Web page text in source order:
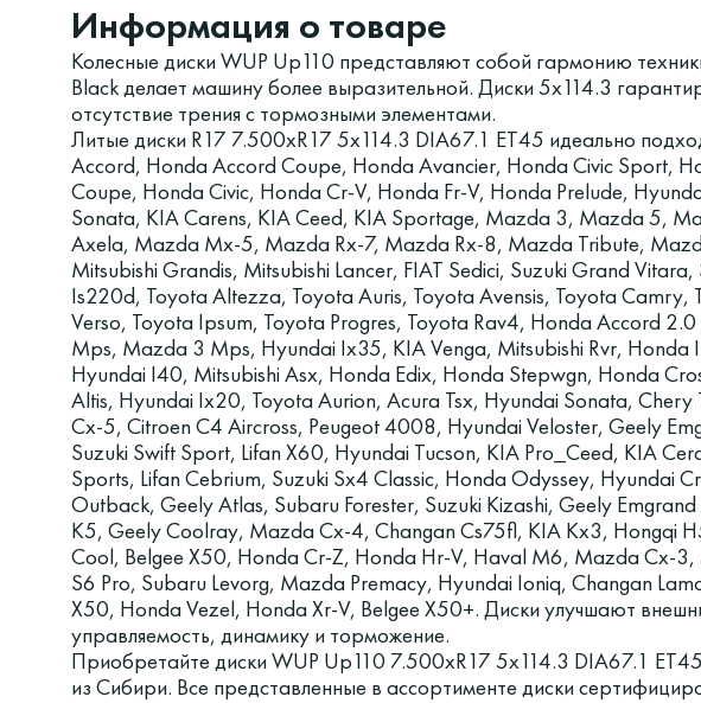
Информация о товаре
Колесные диски WUP Up110 представляют собой гармонию
Black делает машину более выразительной. Диски 5x114.3
отсутствие трения с тормозными элементами.
Литые диски R17 7.500xR17 5x114.3 DIA67.1 ET45 идеально
Accord, Honda Accord Coupe, Honda Avancier, Honda Civic Sport,
Coupe, Honda Civic, Honda Cr-V, Honda Fr-V, Honda Prelude,
Sonata, KIA Carens, KIA Ceed, KIA Sportage, Mazda 3, Mazda 5,
Axela, Mazda Mx-5, Mazda Rx-7, Mazda Rx-8, Mazda Tribute,
Mitsubishi Grandis, Mitsubishi Lancer, FIAT Sedici, Suzuki Grand Vitara,
Is220d, Toyota Altezza, Toyota Auris, Toyota Avensis, Toyota
Verso, Toyota Ipsum, Toyota Progres, Toyota Rav4, Honda Accord
Mps, Mazda 3 Mps, Hyundai Ix35, KIA Venga, Mitsubishi Rvr, Honda
Hyundai I40, Mitsubishi Asx, Honda Edix, Honda Stepwgn, Honda
Altis, Hyundai Ix20, Toyota Aurion, Acura Tsx, Hyundai Sonata,
Cx-5, Citroen C4 Aircross, Peugeot 4008, Hyundai Veloster, Geely
Suzuki Swift Sport, Lifan X60, Hyundai Tucson, KIA Pro_Ceed, KIA
Sports, Lifan Cebrium, Suzuki Sx4 Classic, Honda Odyssey, Hyundai
Outback, Geely Atlas, Subaru Forester, Suzuki Kizashi, Geely
K5, Geely Coolray, Mazda Cx-4, Changan Cs75fl, KIA Kx3, Hongqi
Cool, Belgee X50, Honda Cr-Z, Honda Hr-V, Haval M6, Mazda Cx-3,
S6 Pro, Subaru Levorg, Mazda Premacy, Hyundai Ioniq, Changan
X50, Honda Vezel, Honda Xr-V, Belgee X50+. Диски улучшают
управляемость, динамику и торможение.
Приобретайте диски WUP Up110 7.500xR17 5x114.3 DIA67.1
из Сибири. Все представленные в ассортименте диски